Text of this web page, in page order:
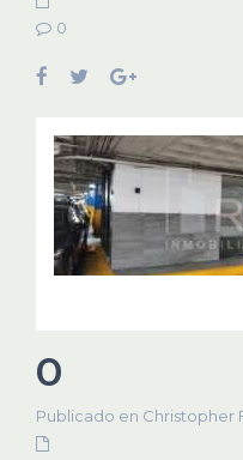
0
0
Publicado en Christopher